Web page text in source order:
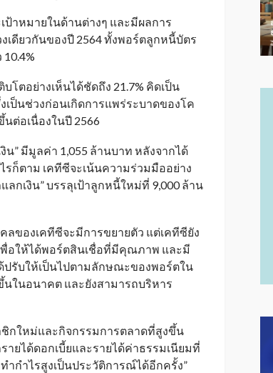
ป้าหมายในด้านต่างๆ และมีผลการ
เดียวกันของปี 2564 ทั้งพอร์ตลูกหนี้บัตร
ตอย่างเห็นได้ชัดถึง 21.7% คิดเป็น
เป็นช่วงก่อนเกิดการแพร่ระบาดของโค
ต่อเนื่องในปี 2566
” มีมูลค่า 1,055 ล้านบาท หลังจากได้
ก็ตาม เคทีซีจะเน้นความร่วมมืออย่าง
กเงิน” บรรลุเป้าลูกหนี้ใหม่ที่ 9,000 ล้าน
ของเคทีซีจะมีการขยายตัว แต่เคทีซียัง
อให้ได้พอร์ตสินเชื่อที่มีคุณภาพ และมี
รับให้เป็นไปตามลักษณะของพอร์ตใน
นในอนาคต และยังสามารถบริหาร
กใหม่และกิจกรรมการตลาดที่สูงขึ้น
ายได้ดอกเบี้ยและรายได้ค่าธรรมเนียมที่
กำไรสูงเป็นประวัติการณ์ได้อีกครั้ง”